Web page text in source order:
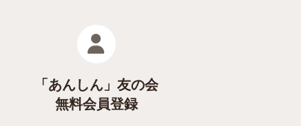
「あんしん」友の会
無料会員登録